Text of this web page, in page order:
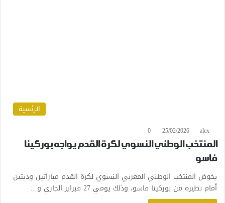
الرئسية
alex
25/02/2026
0
المنتخب الوطني النسوي لكرة القدم يواجه بوركينا
فاسو
يخوض المنتخب الوطني المغربي النسوي لكرة القدم مباراتين وديتين
أمام نظيره من بوركينا فاسو، وذلك يومي 27 فبراير الجاري و…